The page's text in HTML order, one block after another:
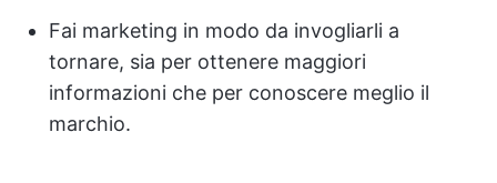
Fai marketing in modo da invogliarli a
tornare, sia per ottenere maggiori
informazioni che per conoscere meglio il
marchio.